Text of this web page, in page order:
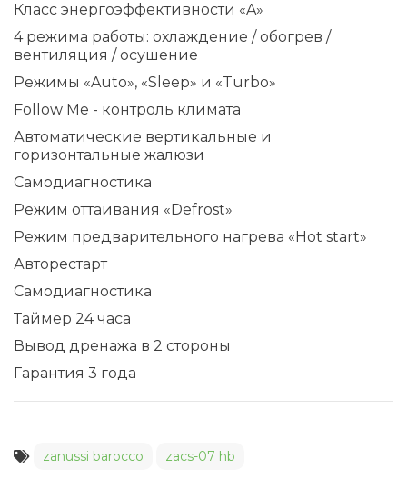
Класс энергоэффективности «A»
4 режима работы: охлаждение / обогрев /
вентиляция / осушение
Режимы «Auto», «Sleep» и «Turbo»
Follow Me - контроль климата
Автоматические вертикальные и
горизонтальные жалюзи
Самодиагностика
Режим оттаивания «Defrost»
Режим предварительного нагрева «Hot start»
Авторестарт
Самодиагностика
Таймер 24 часа
Вывод дренажа в 2 стороны
Гарантия 3 года
zanussi barocco zacs-07 hb